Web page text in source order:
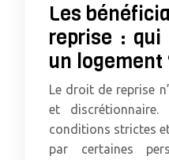
Les
reprise : qui
un logement
Le droit de reprise
et
conditions strictes
par certaines